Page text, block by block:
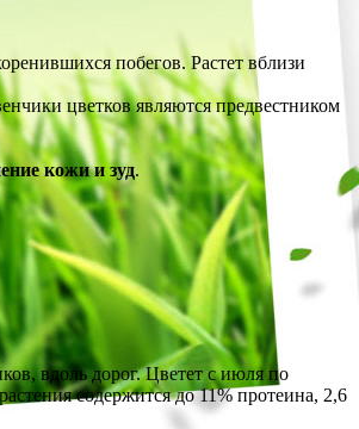
побегов. Растет вблизи
цветков являются предвестником
кожи и зуд.
вдоль дорог. Цветет с июля по
содержится до 11% протеина, 2,6